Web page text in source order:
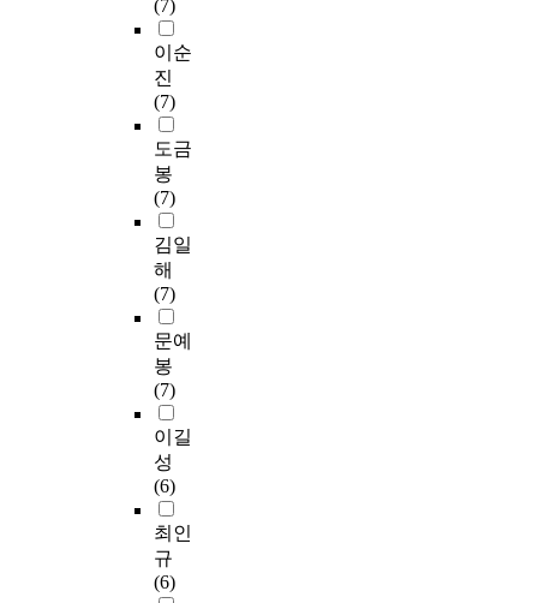
(7)
이순
진
(7)
도금
봉
(7)
김일
해
(7)
문예
봉
(7)
이길
성
(6)
최인
규
(6)